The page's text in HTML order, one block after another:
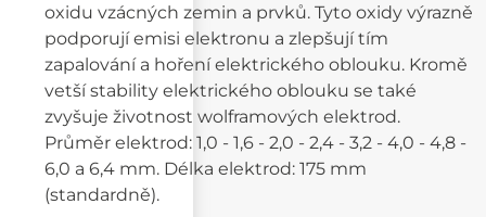
oxidu vzácných zemin a prvků. Tyto oxidy výrazně
podporují emisi elektronu a zlepšují tím
zapalování a hoření elektrického oblouku. Kromě
vetší stability elektrického oblouku se také
zvyšuje životnost wolframových elektrod.
Průměr elektrod: 1,0 - 1,6 - 2,0 - 2,4 - 3,2 - 4,0 - 4,8 -
6,0 a 6,4 mm. Délka elektrod: 175 mm
(standardně).